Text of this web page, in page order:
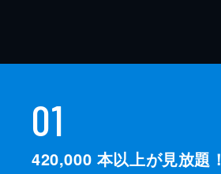
01
420,000 本以上が見放題！